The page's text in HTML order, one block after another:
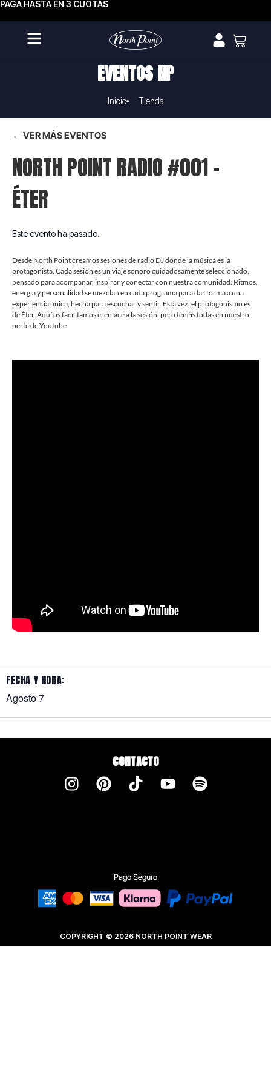
PAGA HASTA EN 3 CUOTAS
EVENTOS NP
Inicio Tienda
← VER MÁS EVENTOS
NORTH POINT RADIO #001 –
ÉTER
Este evento ha pasado.
Desde North Point creamos sesiones de radio DJ donde la música es la
protagonista. Cada sesión es un viaje sonoro cuidadosamente seleccionado,
pensado para acompañar, inspirar y conectar con nuestra comunidad. Ritmos,
energía y personalidad se mezclan en cada programa para dar forma a una
experiencia única, hecha para escuchar y sentir. Esta vez, el protagonismo es
de Éter. Aquí os facilitamos el enlace a la sesión, pero tenéis todas en nuestro
perfil de Youtube.
FECHA Y HORA:
Agosto 7
CONTACTO
Pago Seguro
COPYRIGHT © 2026 NORTH POINT WEAR